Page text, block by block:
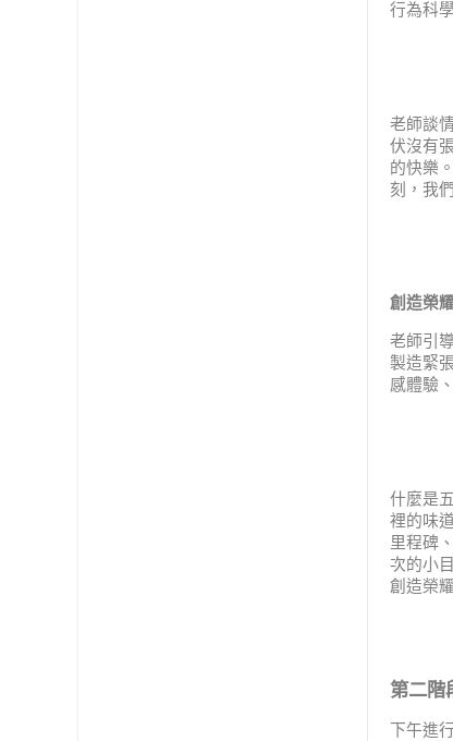
行為科
老師談
伏沒有
的快樂
刻，我
創造榮
老師引
製造緊
感體驗
什麼是
裡的味
里程碑
次的小
創造榮
第二階
下午進